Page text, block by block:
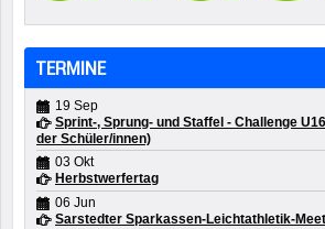
TERMINE
19 Sep
Sprint-, Sprung- und Staffel - Challenge
der Schüler/innen)
03 Okt
Herbstwerfertag
06 Jun
Sarstedter Sparkassen-Leichtathletik-